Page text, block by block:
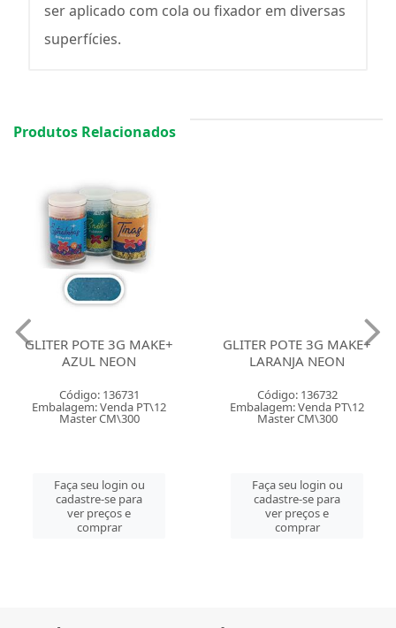
ser aplicado com cola ou fixador em diversas
superfícies.
Produtos Relacionados
GLITER POTE 3G MAKE+
AZUL NEON
Código: 136731
Embalagem: Venda PT\12
Master CM\300
Faça seu login ou
cadastre-se para
ver preços e
comprar
GLITER POTE 3G MAKE+
LARANJA NEON
Código: 136732
Embalagem: Venda PT\12
Master CM\300
Faça seu login ou
cadastre-se para
ver preços e
comprar